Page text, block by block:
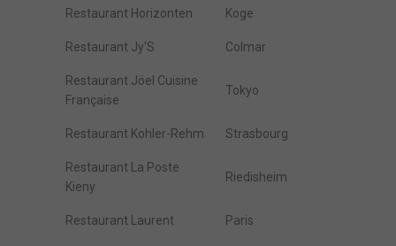
Restaurant Horizonten Koge
Restaurant Jy'S Colmar
Restaurant Jöel Cuisine
Française
Tokyo
Restaurant Kohler-Rehm Strasbourg
Restaurant La Poste
Kieny
Riedisheim
Restaurant Laurent Paris